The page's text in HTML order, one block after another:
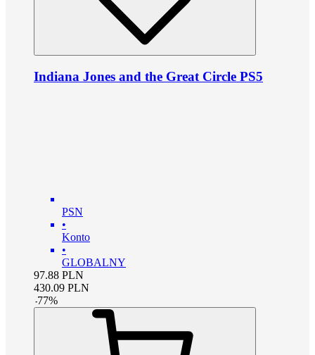
Indiana Jones and the Great Circle PS5
PSN
•
Konto
•
GLOBALNY
97.88 PLN
430.09 PLN
-77%